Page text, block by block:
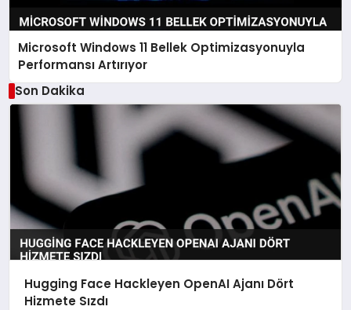
Microsoft Windows 11 Bellek Optimizasyonuyla
Performansı Artırıyor
Son Dakika
Hugging Face Hackleyen OpenAI Ajanı Dört
Hizmete Sızdı